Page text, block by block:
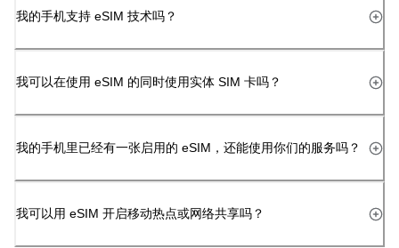
我的手机支持 eSIM 技术吗？
我可以在使用 eSIM 的同时使用实体 SIM 卡吗？
我的手机里已经有一张启用的 eSIM，还能使用你们的服务吗？
我可以用 eSIM 开启移动热点或网络共享吗？